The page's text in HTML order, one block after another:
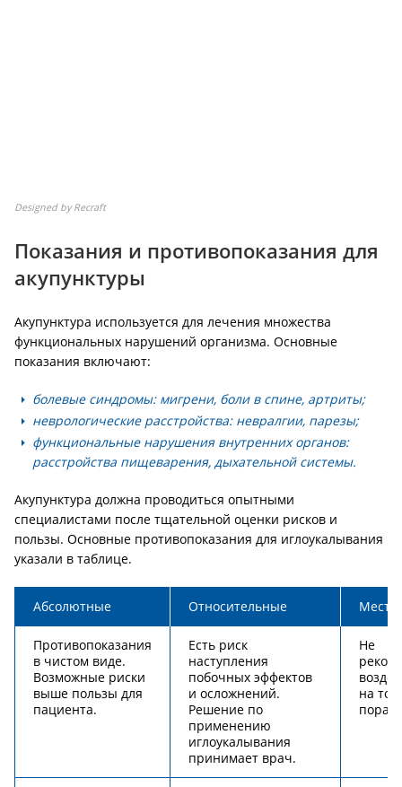
Designed by Recraft
Показания и противопоказания для
акупунктуры
Акупунктура используется для лечения множества
функциональных нарушений организма. Основные
показания включают:
болевые синдромы: мигрени, боли в спине, артриты;
неврологические расстройства: невралгии, парезы;
функциональные нарушения внутренних органов:
расстройства пищеварения, дыхательной системы.
Акупунктура должна проводиться опытными
специалистами после тщательной оценки рисков и
пользы. Основные противопоказания для иглоукалывания
указали в таблице.
Абсолютные Относительные
Противопоказания
в чистом виде.
Возможные риски
выше пользы для
пациента.
Есть риск
наступления
побочных эффектов
и осложнений.
Решение по
применению
иглоукалывания
принимает врач.
Не
на